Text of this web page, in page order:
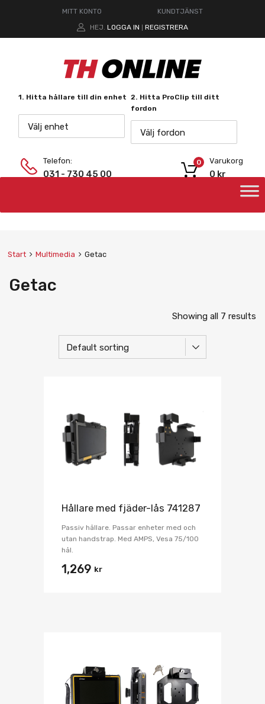
MITT KONTO
KUNDTJÄNST
HEJ. LOGGA IN REGISTRERA
1. Hitta hållare till din enhet
Välj enhet
2. Hitta ProClip till ditt
fordon
Välj fordon
Telefon:
031 - 730 45 00
Varukorg
0 kr
0
Start Multimedia Getac
Getac
Showing all 7 results
Hållare med fjäder-lås 741287
Passiv hållare. Passar enheter med och
utan handstrap. Med AMPS, Vesa 75/100
hål.
1,269 kr